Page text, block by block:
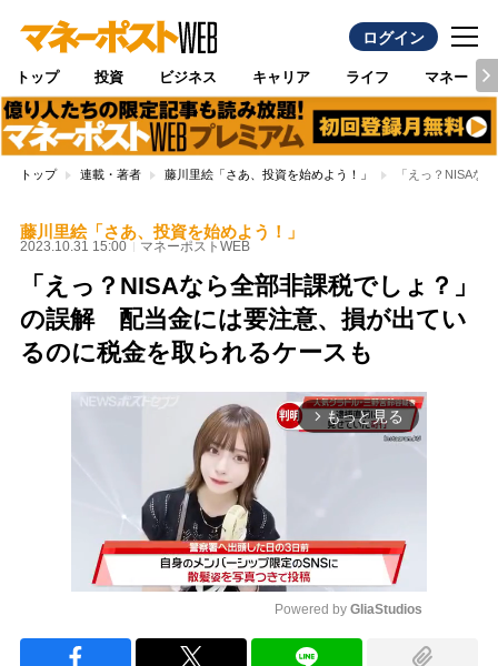
ログイン
トップ 投資 ビジネス キャリア ライフ マネー
トップ 連載・著者 藤川里絵「さあ、投資を始めよう！」 「えっ？NISAな
藤川里絵「さあ、投資を始めよう！」
2023.10.31 15:00 マネーポストWEB
「えっ？NISAなら全部非課税でしょ？」
の誤解 配当金には要注意、損が出てい
るのに税金を取られるケースも
arrow_forward_ios もっと見る
Powered by GliaStudios